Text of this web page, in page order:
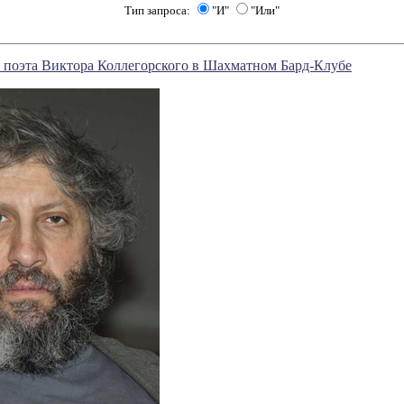
Тип запроса: "И" "Или"
поэта Виктора Коллегорского в Шахматном Бард-Клубе